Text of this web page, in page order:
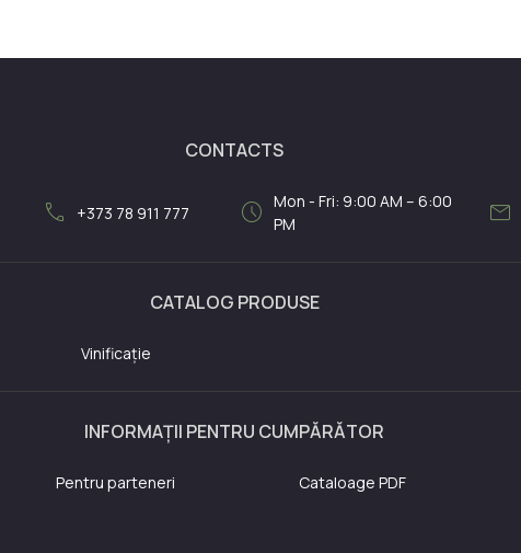
CONTACTS
call +373 78 911 777 schedule Mon - Fri: 9:00 AM – 6:00
PM
mail
CATALOG PRODUSE
Vinificație
INFORMAȚII PENTRU CUMPĂRĂTOR
Pentru parteneri Cataloage PDF